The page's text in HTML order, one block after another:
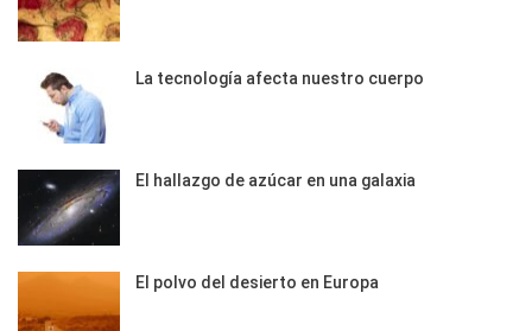
La tecnología afecta nuestro cuerpo
El hallazgo de azúcar en una galaxia
El polvo del desierto en Europa